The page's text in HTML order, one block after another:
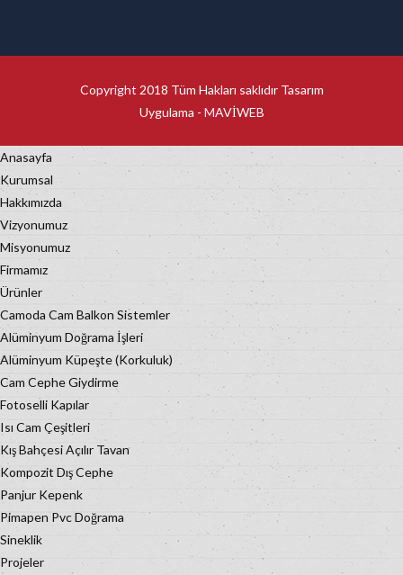
Copyright 2018 Tüm Hakları saklıdır Tasarım
Uygulama - MAVİWEB
Anasayfa
Kurumsal
Hakkımızda
Vizyonumuz
Misyonumuz
Firmamız
Ürünler
Camoda Cam Balkon Sistemler
Alüminyum Doğrama İşleri
Alüminyum Küpeşte (Korkuluk)
Cam Cephe Giydirme
Fotoselli Kapılar
Isı Cam Çeşitleri
Kış Bahçesi Açılır Tavan
Kompozit Dış Cephe
Panjur Kepenk
Pimapen Pvc Doğrama
Sineklik
Projeler